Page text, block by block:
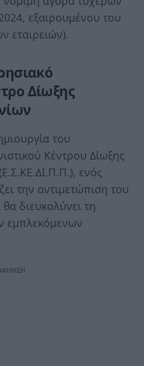
εξαιρουμένου του
εταιρειών).
Δίωξης
του
Κέντρου Δίωξης
ενός
την αντιμετώπιση του
διευκολύνει τη
εμπλεκόμενων